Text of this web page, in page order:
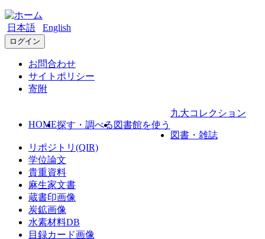
日本語 English
ログイン
お問合わせ
サイトポリシー
寄附
HOME探す・調べる 図書館を使う
九大コレクション
図書・雑誌
リポジトリ(QIR)
学位論文
貴重資料
麻生家文書
蔵書印画像
炭鉱画像
水素材料DB
目録カード画像